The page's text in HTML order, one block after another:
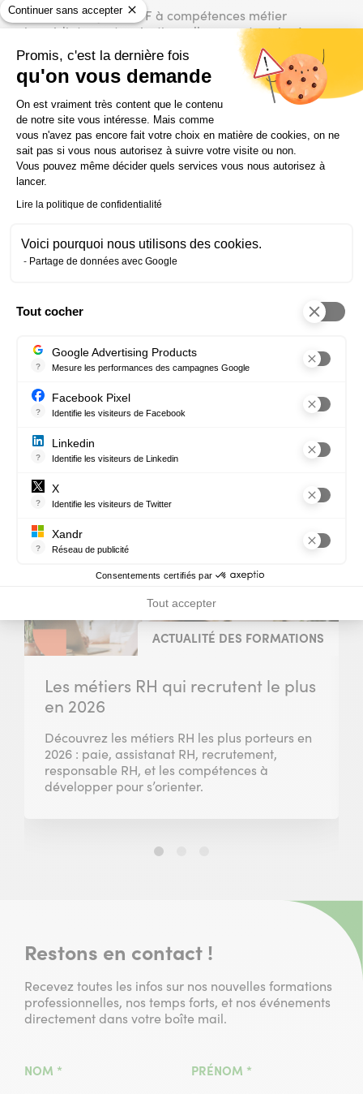
Continuer sans accepter
Promis, c'est la dernière fois
qu'on vous demande
Plateforme de Gestion du
On est vraiment très content que le contenu
de notre site vous intéresse. Mais comme
vous n'avez pas encore fait votre choix en matière de cookies, on ne
sait pas si vous nous autorisez à suivre votre visite ou non.
Vous pouvez même décider quels services vous nous autorisez à
lancer.
Lire la politique de confidentialité
Voici pourquoi nous utilisons des cookies.
Partage de données avec Google
Tout cocher
?
Google Advertising Products
Mesure les performances des campagnes Google
?
Facebook Pixel
Identifie les visiteurs de Facebook
?
Linkedin
Identifie les visiteurs de Linkedin
?
X
Identifie les visiteurs de Twitter
?
Xandr
Réseau de publicité
Consentements certifiés par
Tout accepter
En bref à éligible CPF à compétences métier
immédiatement opérationnelles en entreprise à
apprentissage interactif qui permet d’être guidé et
écouté à économie de temps en étudiant de chez soi.
En savoir plus sur ce format inédit
en cliquant ici !
sociaux
Et rejoignez notre communauté !
fenêtre)
Instagram
(nouvelle
fenêtre)
Autres articles qui pourraient
vous intéresser
ACTUALITÉ DES FORMATIONS
Les métiers RH qui recrutent le plus
en 2026
Découvrez les métiers RH les plus porteurs en
2026 : paie, assistanat RH, recrutement,
responsable RH, et les compétences à
développer pour s’orienter.
Slide
Restons en contact !
Recevez toutes les infos sur nos nouvelles formations
professionnelles, nos temps forts, et nos événements
directement dans votre boîte mail.
NOM * PRÉNOM *